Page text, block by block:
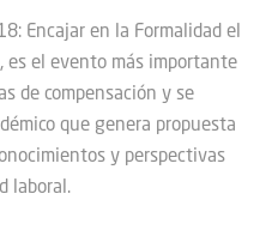
Encajar en la Formalidad el
es el evento más importante
de compensación y se
que genera propuesta
y perspectivas
laboral.